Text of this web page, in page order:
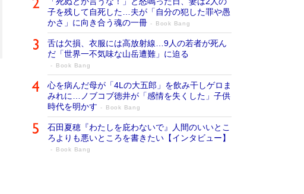
子を残して自死した…夫が「自分の犯した罪や愚
かさ」に向き合う魂の一冊
Book Bang
舌は欠損、衣服には高放射線…9人の若者が死ん
だ「世界一不気味な山岳遭難」に迫る
Book Bang
心を病んだ母が「4Lの大五郎」を飲み干しゲロま
みれに…ノブコブ徳井が「感情を失くした」子供
時代を明かす
Book Bang
石田夏穂『わたしを庇わないで』人間のいいとこ
ろよりも悪いところを書きたい【インタビュー】
Book Bang